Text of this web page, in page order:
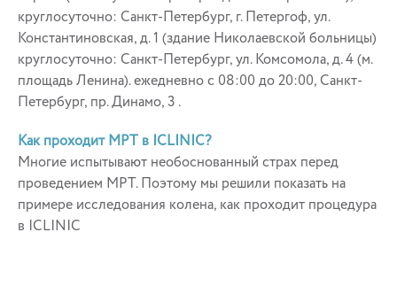
круглосуточно: Санкт-Петербург, г. Петергоф, ул.
Константиновская, д. 1 (здание Николаевской больницы)
круглосуточно: Санкт-Петербург, ул. Комсомола, д. 4 (м.
площадь Ленина). ежедневно с 08:00 до 20:00, Санкт-
Петербург, пр. Динамо, 3 .
Как проходит МРТ в ICLINIC?
Многие испытывают необоснованный страх перед
проведением МРТ. Поэтому мы решили показать на
примере исследования колена, как проходит процедура
в ICLINIC